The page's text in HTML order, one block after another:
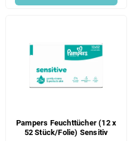
Pampers Feuchttücher (12 x
52 Stück/Folie) Sensitiv